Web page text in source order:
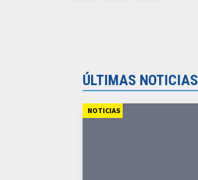
ÚLTIMAS NOTICIAS
NOTICIAS